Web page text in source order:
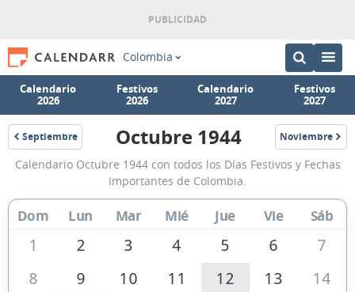
Colombia
Calendario
2026
Festivos
2026
Calendario
2027
Festivos
2027
Septiembre
1944
Calendario
Octubre
1944
de
Colombia
Octubre 1944 Noviembre
1944
Calendario Octubre 1944 con todos los Días Festivos y Fechas
Importantes de Colombia.
Dom Lun Mar Mié Jue Vie Sáb
1 2 3 4 5 6
7
8
9 10 11 12 13
14